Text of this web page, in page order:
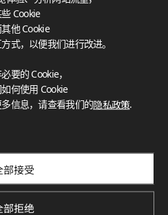
ensuring low emissions o
(VOCs), contributing to a healt
Cookie
他 Cookie
式，以便我们进行改进。
要的 Cookie，
何使用 Cookie
信息，请查看我们的隐私政策.
部接受
部拒绝